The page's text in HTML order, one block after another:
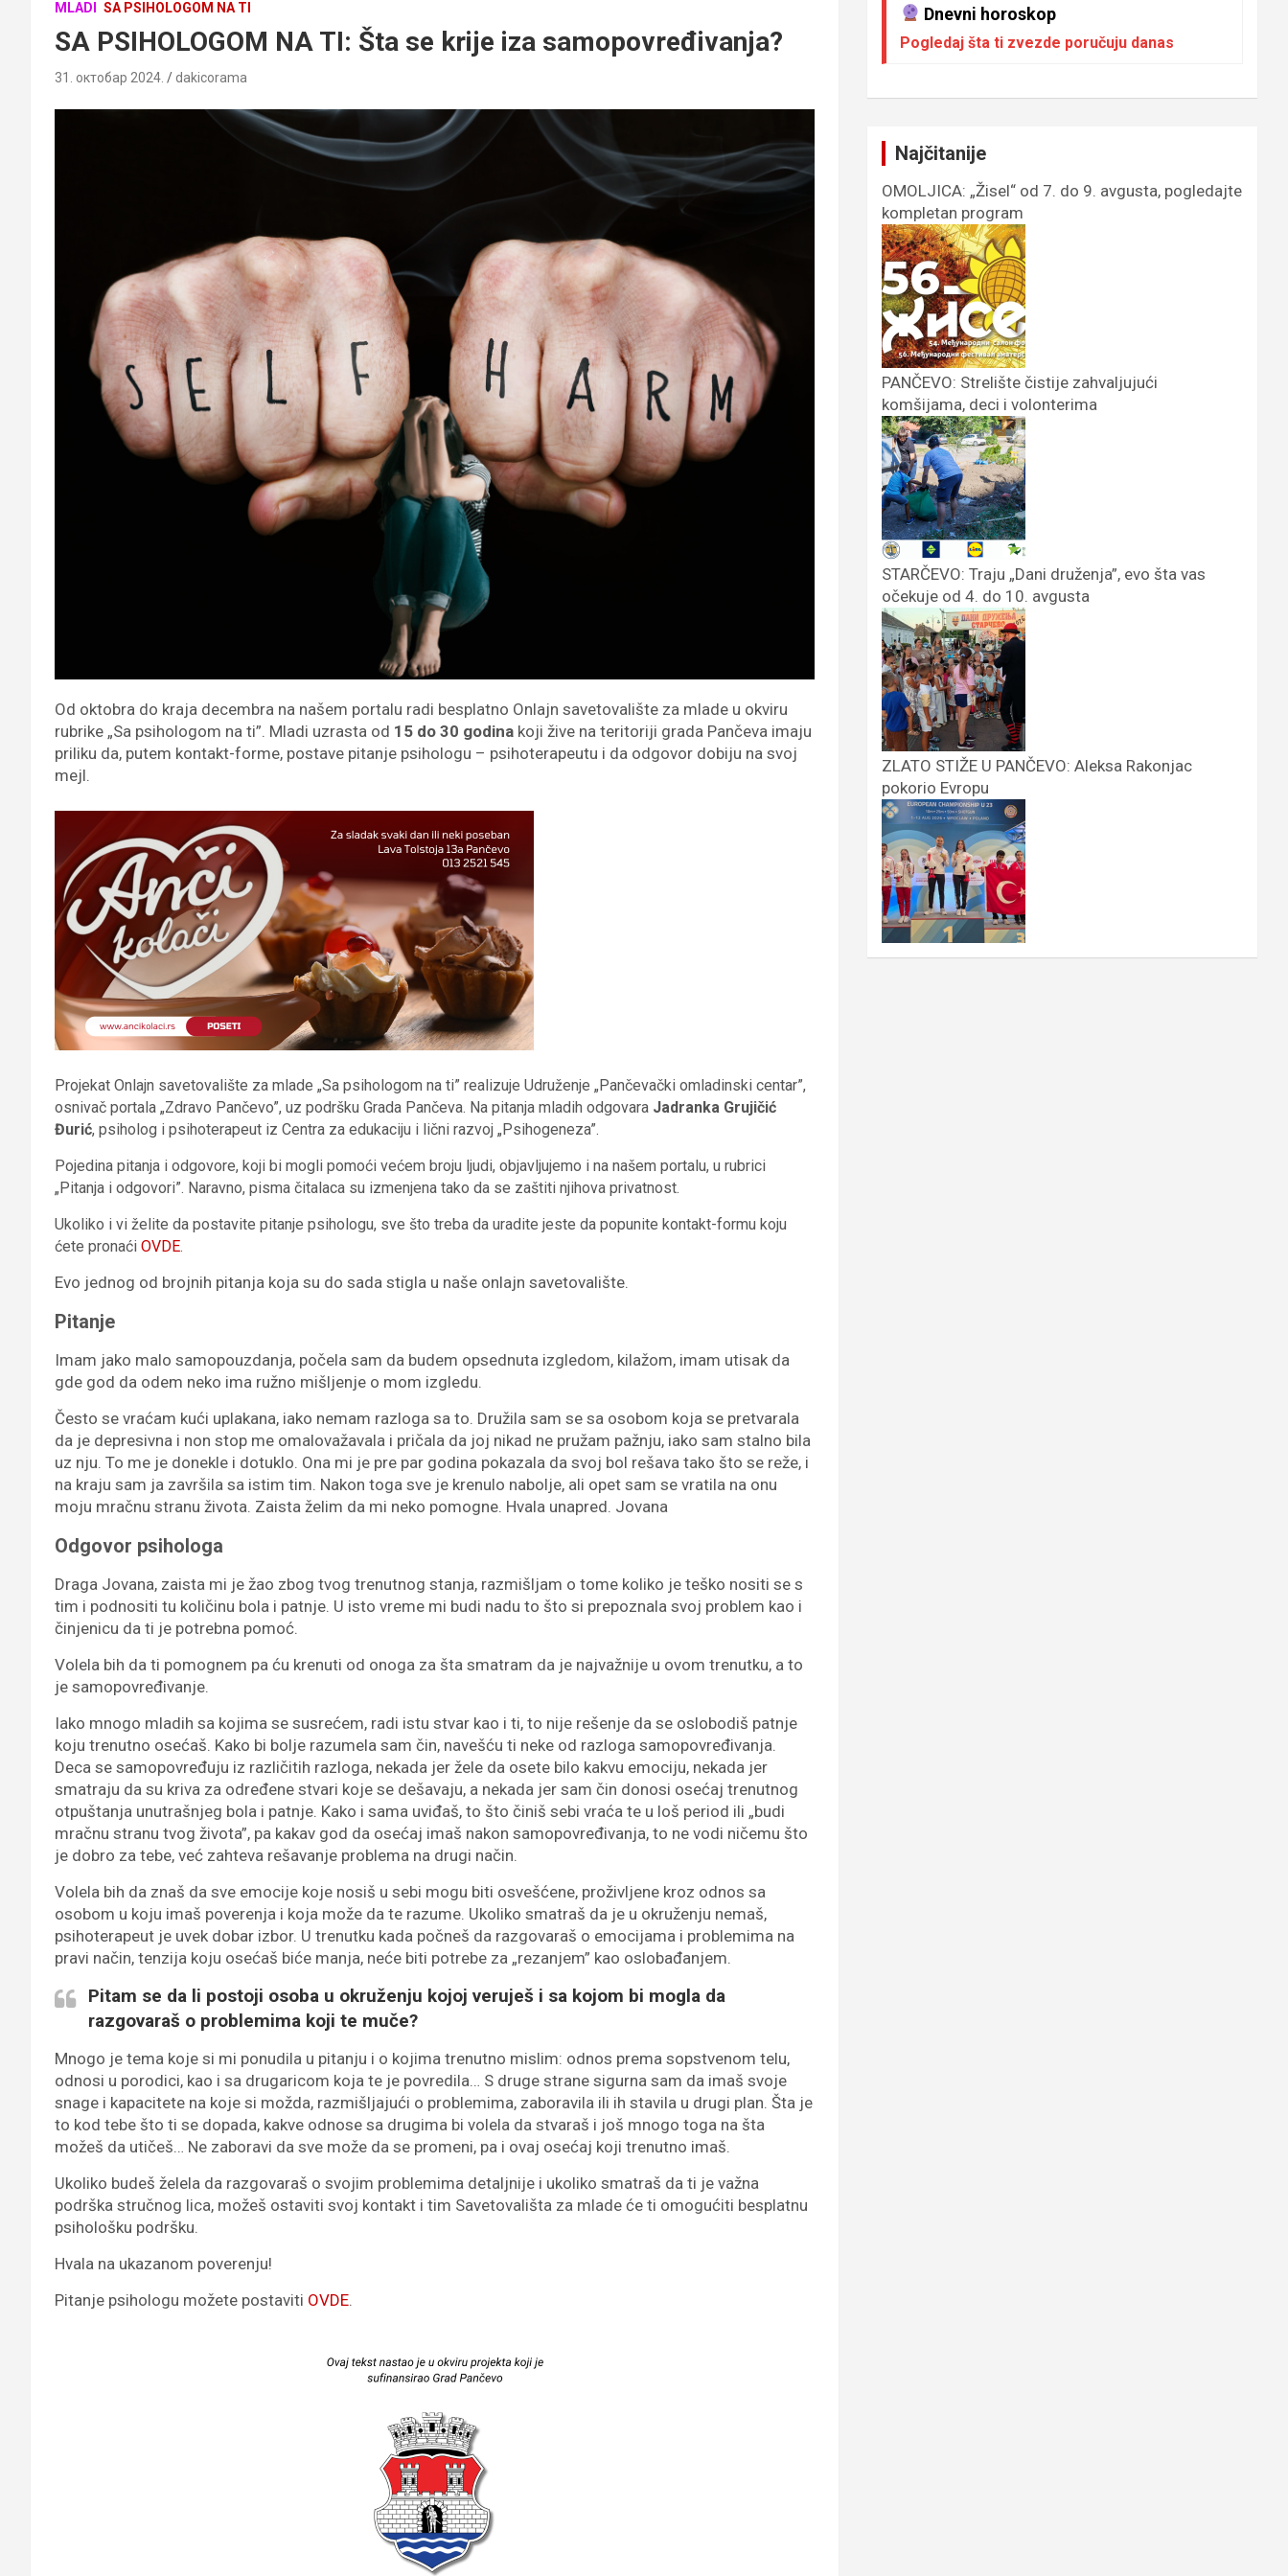
MLADI SA PSIHOLOGOM NA TI
SA PSIHOLOGOM NA TI: Šta se krije iza samopovređivanja?
31. октобар 2024. dakicorama
Od oktobra do kraja decembra na našem portalu radi besplatno Onlajn savetovalište za mlade u okviru
rubrike „Sa psihologom na ti”. Mladi uzrasta od 15 do 30 godina koji žive na teritoriji grada Pančeva imaju
priliku da, putem kontakt-forme, postave pitanje psihologu – psihoterapeutu i da odgovor dobiju na svoj
mejl.
Projekat Onlajn savetovalište za mlade „Sa psihologom na ti” realizuje Udruženje „Pančevački omladinski centar”,
osnivač portala „Zdravo Pančevo”, uz podršku Grada Pančeva. Na pitanja mladih odgovara Jadranka Grujičić
Đurić, psiholog i psihoterapeut iz Centra za edukaciju i lični razvoj „Psihogeneza”.
Pojedina pitanja i odgovore, koji bi mogli pomoći većem broju ljudi, objavljujemo i na našem portalu, u rubrici
„Pitanja i odgovori”. Naravno, pisma čitalaca su izmenjena tako da se zaštiti njihova privatnost.
Ukoliko i vi želite da postavite pitanje psihologu, sve što treba da uradite jeste da popunite kontakt-formu koju
ćete pronaći OVDE.
Evo jednog od brojnih pitanja koja su do sada stigla u naše onlajn savetovalište.
Pitanje
Imam jako malo samopouzdanja, počela sam da budem opsednuta izgledom, kilažom, imam utisak da
gde god da odem neko ima ružno mišljenje o mom izgledu.
Često se vraćam kući uplakana, iako nemam razloga sa to. Družila sam se sa osobom koja se pretvarala
da je depresivna i non stop me omalovažavala i pričala da joj nikad ne pružam pažnju, iako sam stalno bila
uz nju. To me je donekle i dotuklo. Ona mi je pre par godina pokazala da svoj bol rešava tako što se reže, i
na kraju sam ja završila sa istim tim. Nakon toga sve je krenulo nabolje, ali opet sam se vratila na onu
moju mračnu stranu života. Zaista želim da mi neko pomogne. Hvala unapred. Jovana
Odgovor psihologa
Draga Jovana, zaista mi je žao zbog tvog trenutnog stanja, razmišljam o tome koliko je teško nositi se s
tim i podnositi tu količinu bola i patnje. U isto vreme mi budi nadu to što si prepoznala svoj problem kao i
činjenicu da ti je potrebna pomoć.
Volela bih da ti pomognem pa ću krenuti od onoga za šta smatram da je najvažnije u ovom trenutku, a to
je samopovređivanje.
Iako mnogo mladih sa kojima se susrećem, radi istu stvar kao i ti, to nije rešenje da se oslobodiš patnje
koju trenutno osećaš. Kako bi bolje razumela sam čin, navešću ti neke od razloga samopovređivanja.
Deca se samopovređuju iz različitih razloga, nekada jer žele da osete bilo kakvu emociju, nekada jer
smatraju da su kriva za određene stvari koje se dešavaju, a nekada jer sam čin donosi osećaj trenutnog
otpuštanja unutrašnjeg bola i patnje. Kako i sama uviđaš, to što činiš sebi vraća te u loš period ili „budi
mračnu stranu tvog života”, pa kakav god da osećaj imaš nakon samopovređivanja, to ne vodi ničemu što
je dobro za tebe, već zahteva rešavanje problema na drugi način.
Volela bih da znaš da sve emocije koje nosiš u sebi mogu biti osvešćene, proživljene kroz odnos sa
osobom u koju imaš poverenja i koja može da te razume. Ukoliko smatraš da je u okruženju nemaš,
psihoterapeut je uvek dobar izbor. U trenutku kada počneš da razgovaraš o emocijama i problemima na
pravi način, tenzija koju osećaš biće manja, neće biti potrebe za „rezanjem” kao oslobađanjem.
Pitam se da li postoji osoba u okruženju kojoj veruješ i sa kojom bi mogla da
razgovaraš o problemima koji te muče?
Mnogo je tema koje si mi ponudila u pitanju i o kojima trenutno mislim: odnos prema sopstvenom telu,
odnosi u porodici, kao i sa drugaricom koja te je povredila… S druge strane sigurna sam da imaš svoje
snage i kapacitete na koje si možda, razmišljajući o problemima, zaboravila ili ih stavila u drugi plan. Šta je
to kod tebe što ti se dopada, kakve odnose sa drugima bi volela da stvaraš i još mnogo toga na šta
možeš da utičeš… Ne zaboravi da sve može da se promeni, pa i ovaj osećaj koji trenutno imaš.
Ukoliko budeš želela da razgovaraš o svojim problemima detaljnije i ukoliko smatraš da ti je važna
podrška stručnog lica, možeš ostaviti svoj kontakt i tim Savetovališta za mlade će ti omogućiti besplatnu
psihološku podršku.
Hvala na ukazanom poverenju!
Pitanje psihologu možete postaviti OVDE.
Dnevni horoskop
Pogledaj šta ti zvezde poručuju danas
Najčitanije
OMOLJICA: „Žisel“ od 7. do 9. avgusta, pogledajte
kompletan program
PANČEVO: Strelište čistije zahvaljujući
komšijama, deci i volonterima
STARČEVO: Traju „Dani druženja”, evo šta vas
očekuje od 4. do 10. avgusta
ZLATO STIŽE U PANČEVO: Aleksa Rakonjac
pokorio Evropu